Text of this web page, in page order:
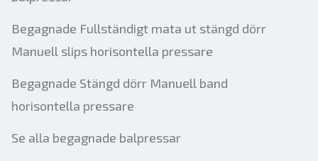
Begagnade Fullständigt mata ut stängd dörr
Manuell slips horisontella pressare
Begagnade Stängd dörr Manuell band
horisontella pressare
Se alla begagnade balpressar